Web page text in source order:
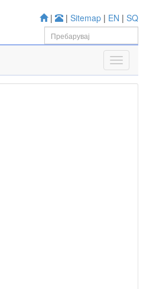
| | Sitemap | EN | SQ